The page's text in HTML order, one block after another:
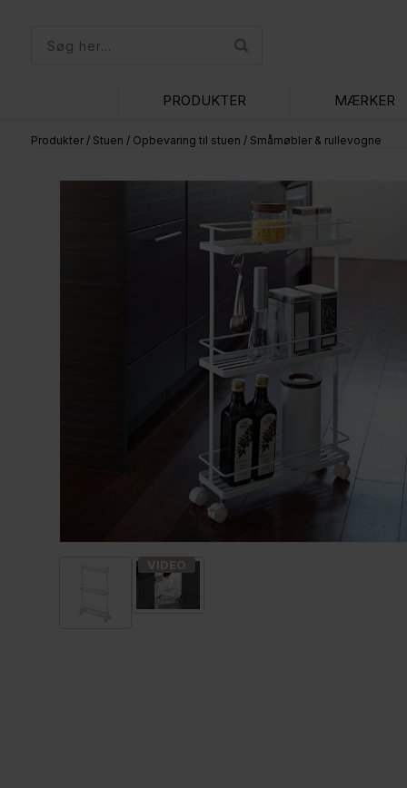
PRODUKTER MÆRKER
Produkter/ Stuen / Opbevaring til stuen / Småmøbler & rullevogne